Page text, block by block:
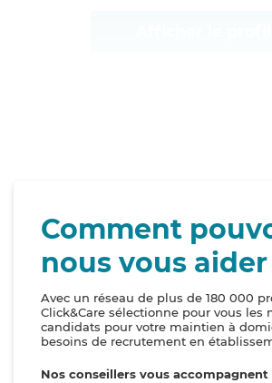
Comment
nous vous aider
Avec un réseau de plus de 180 000
Click&Care sélectionne pour vous les
candidats pour votre maintien à
besoins de recrutement en
Nos conseillers vous accompagnent